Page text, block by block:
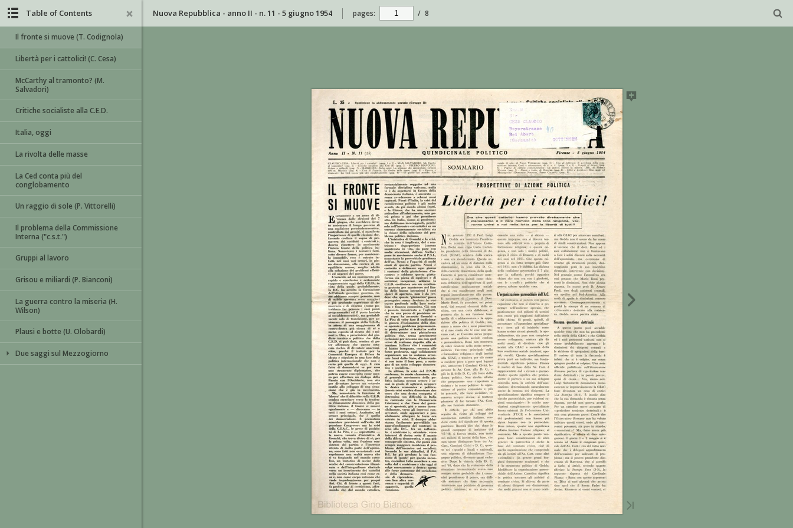
Nuova Repubblica - anno II - n. 11 - 5 giugno 1954 pages: / 8
Table of Contents
Il fronte si muove (T. Codignola)
Libertà per i cattolici! (C. Cesa)
McCarthy al tramonto? (M.
Salvadori)
Critiche socialiste alla C.E.D.
Italia, oggi
La rivolta delle masse
La Ced conta più del
conglobamento
Un raggio di sole (P. Vittorelli)
Il problema della Commissione
Interna ("c.s.t.")
Gruppi al lavoro
Grisou e miliardi (P. Bianconi)
La guerra contro la miseria (H.
Wilson)
Plausi e botte (U. Olobardi)
Due saggi sul Mezzogiorno